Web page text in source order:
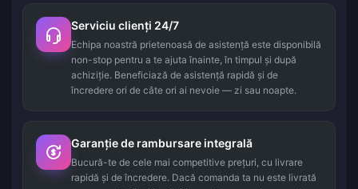
Serviciu clienți 24/7
Echipa noastră prietenoasă de asistență este disponibilă
non-stop pentru a te ajuta înainte, în timpul și după
achiziție. Beneficiază de asistență rapidă și de
încredere ori de câte ori ai nevoie — zi sau noapte.
Garanție de rambursare integrală
Bucură-te de cele mai competitive prețuri, cu livrare
rapidă și de încredere. Dacă comanda ta nu este livrată